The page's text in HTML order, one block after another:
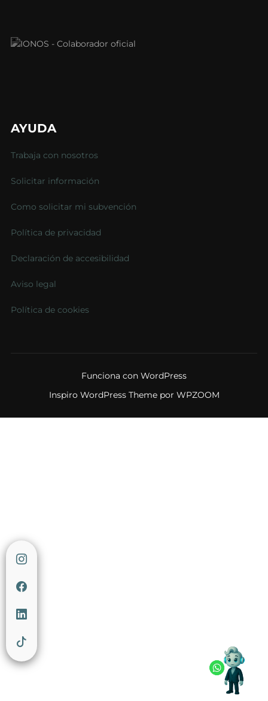
AYUDA
Trabaja con nosotros
Solicitar información
Como solicitar mi subvención
Política de privacidad
Declaración de accesibilidad
Aviso legal
Política de cookies
Funciona con WordPress
Inspiro WordPress Theme por WPZOOM